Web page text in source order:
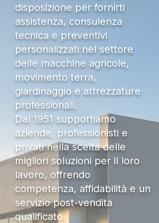
disposizione per fornirti
assistenza, consulenza
tecnica e preventivi
personalizzati nel settore
delle macchine agricole,
movimento terra,
giardinaggio e attrezzature
professionali.
Dal 1951 supportiamo
aziende, professionisti e
privati nella scelta delle
migliori soluzioni per il loro
lavoro, offrendo
competenza, affidabilità e un
servizio post-vendita
qualificato.